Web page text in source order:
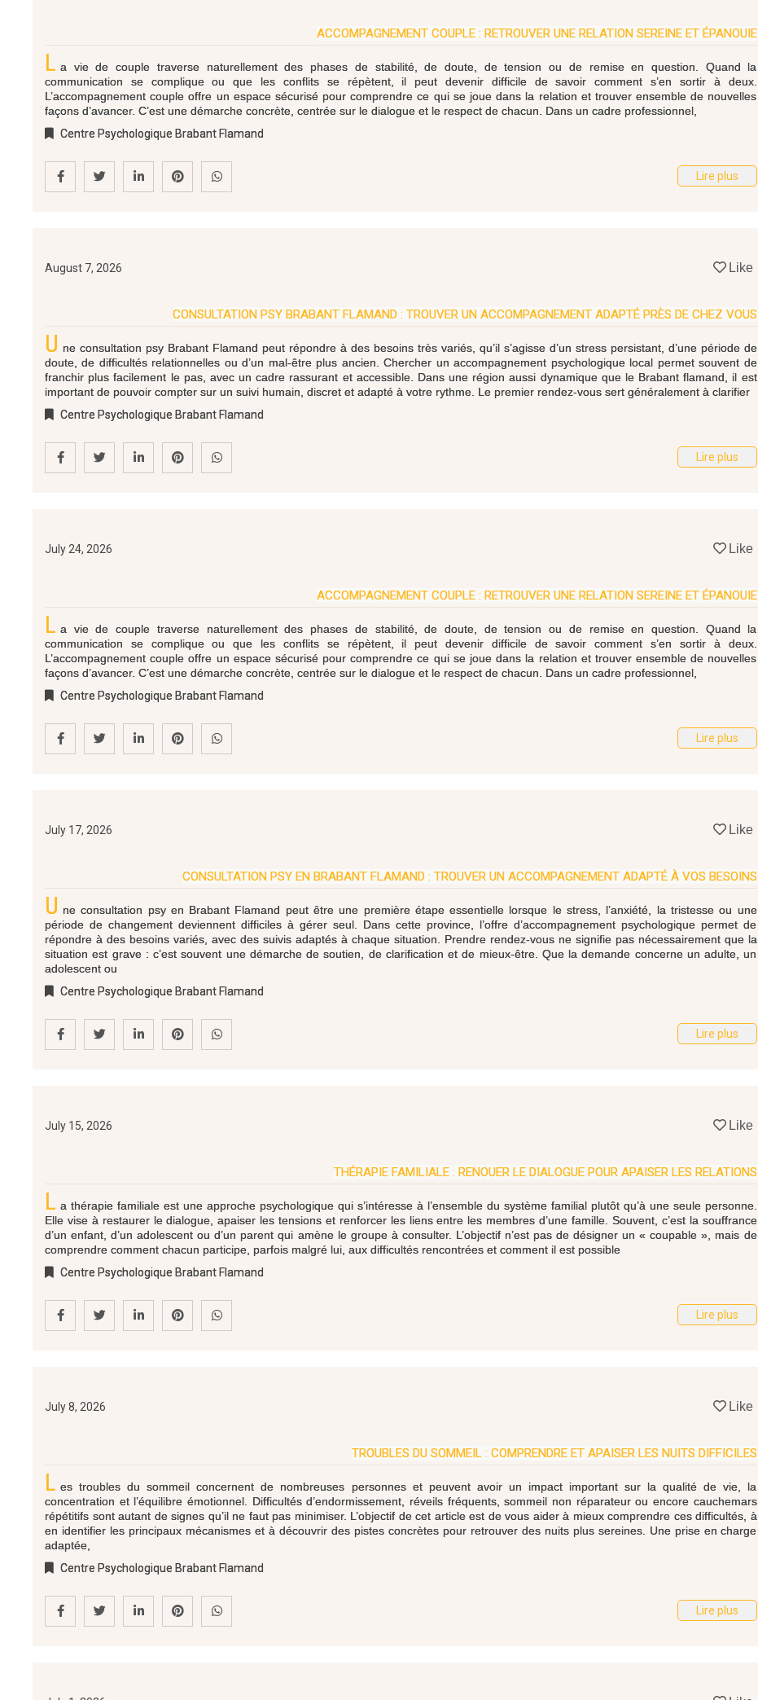
ACCOMPAGNEMENT COUPLE : RETROUVER UNE RELATION SEREINE ET ÉPANOUIE
L a vie de couple traverse naturellement des phases de stabilité, de doute, de tension ou de remise en question. Quand la
communication se complique ou que les conflits se répètent, il peut devenir difficile de savoir comment s’en sortir à deux.
L’accompagnement couple offre un espace sécurisé pour comprendre ce qui se joue dans la relation et trouver ensemble de nouvelles
façons d’avancer. C’est une démarche concrète, centrée sur le dialogue et le respect de chacun. Dans un cadre professionnel,
Centre Psychologique Brabant Flamand
Lire plus
August 7, 2026 Like
CONSULTATION PSY BRABANT FLAMAND : TROUVER UN ACCOMPAGNEMENT ADAPTÉ PRÈS DE CHEZ VOUS
U ne consultation psy Brabant Flamand peut répondre à des besoins très variés, qu’il s’agisse d’un stress persistant, d’une période de
doute, de difficultés relationnelles ou d’un mal-être plus ancien. Chercher un accompagnement psychologique local permet souvent de
franchir plus facilement le pas, avec un cadre rassurant et accessible. Dans une région aussi dynamique que le Brabant flamand, il est
important de pouvoir compter sur un suivi humain, discret et adapté à votre rythme. Le premier rendez-vous sert généralement à clarifier
Centre Psychologique Brabant Flamand
Lire plus
July 24, 2026 Like
ACCOMPAGNEMENT COUPLE : RETROUVER UNE RELATION SEREINE ET ÉPANOUIE
L a vie de couple traverse naturellement des phases de stabilité, de doute, de tension ou de remise en question. Quand la
communication se complique ou que les conflits se répètent, il peut devenir difficile de savoir comment s’en sortir à deux.
L’accompagnement couple offre un espace sécurisé pour comprendre ce qui se joue dans la relation et trouver ensemble de nouvelles
façons d’avancer. C’est une démarche concrète, centrée sur le dialogue et le respect de chacun. Dans un cadre professionnel,
Centre Psychologique Brabant Flamand
Lire plus
July 17, 2026 Like
CONSULTATION PSY EN BRABANT FLAMAND : TROUVER UN ACCOMPAGNEMENT ADAPTÉ À VOS BESOINS
U ne consultation psy en Brabant Flamand peut être une première étape essentielle lorsque le stress, l’anxiété, la tristesse ou une
période de changement deviennent difficiles à gérer seul. Dans cette province, l’offre d’accompagnement psychologique permet de
répondre à des besoins variés, avec des suivis adaptés à chaque situation. Prendre rendez-vous ne signifie pas nécessairement que la
situation est grave : c’est souvent une démarche de soutien, de clarification et de mieux-être. Que la demande concerne un adulte, un
adolescent ou
Centre Psychologique Brabant Flamand
Lire plus
July 15, 2026 Like
THÉRAPIE FAMILIALE : RENOUER LE DIALOGUE POUR APAISER LES RELATIONS
L a thérapie familiale est une approche psychologique qui s’intéresse à l’ensemble du système familial plutôt qu’à une seule personne.
Elle vise à restaurer le dialogue, apaiser les tensions et renforcer les liens entre les membres d’une famille. Souvent, c’est la souffrance
d’un enfant, d’un adolescent ou d’un parent qui amène le groupe à consulter. L’objectif n’est pas de désigner un « coupable », mais de
comprendre comment chacun participe, parfois malgré lui, aux difficultés rencontrées et comment il est possible
Centre Psychologique Brabant Flamand
Lire plus
July 8, 2026 Like
TROUBLES DU SOMMEIL : COMPRENDRE ET APAISER LES NUITS DIFFICILES
L es troubles du sommeil concernent de nombreuses personnes et peuvent avoir un impact important sur la qualité de vie, la
concentration et l’équilibre émotionnel. Difficultés d’endormissement, réveils fréquents, sommeil non réparateur ou encore cauchemars
répétitifs sont autant de signes qu’il ne faut pas minimiser. L’objectif de cet article est de vous aider à mieux comprendre ces difficultés, à
en identifier les principaux mécanismes et à découvrir des pistes concrètes pour retrouver des nuits plus sereines. Une prise en charge
adaptée,
Centre Psychologique Brabant Flamand
Lire plus